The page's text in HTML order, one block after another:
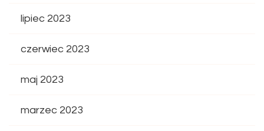
lipiec 2023
czerwiec 2023
maj 2023
marzec 2023